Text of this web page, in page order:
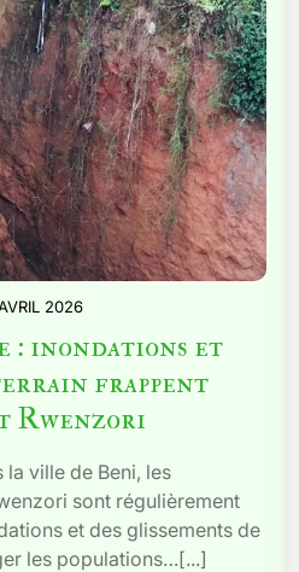
2026
: inondations et
frappent
Rwenzori
la ville de Beni, les
sont régulièrement
et des glissements de
les populations…[...]